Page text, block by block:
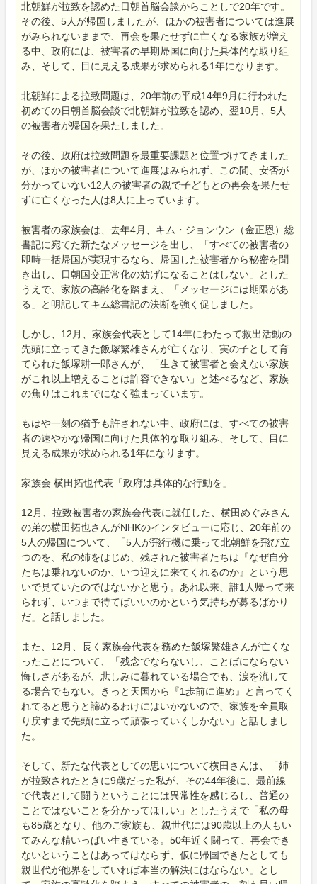
北朝鮮が拉致を認めた日朝首脳会談からことしで20年です。
その後、5人が帰国しましたが、ほかの被害者については進展
がみられないままで、再会を果たせずに亡くなる家族が増え
る中、政府には、被害者の早期帰国に向けた具体的な取り組
み、そして、目に見える成果が求められる1年になります。
北朝鮮による拉致問題は、20年前の平成14年9月に行われた
初めての日朝首脳会談で北朝鮮が拉致を認め、翌10月、5人
の被害者が帰国を果たしました。
その後、政府は拉致問題を最重要課題と位置づけてきました
が、ほかの被害者について進展はみられず、この間、安否が
分かっていない12人の被害者の親で子どもとの再会を果たせ
ずに亡くなった人は8人に上っています。
被害者の家族会は、去年4月、キム・ジョンウン（金正恩）総
書記に宛てた新たなメッセージを出し、「すべての被害者の
即時一括帰国が実現するなら、帰国した被害者から秘密を聞
き出し、日朝国交正常化の妨げになることはしない」とした
うえで、家族の高齢化を踏まえ、「メッセージには期限があ
る」と明記してキム総書記の決断を強く促しました。
しかし、12月、家族会代表として14年にわたって救出活動の
先頭に立ってきた飯塚繁雄さんが亡くなり、実の子として育
てられた飯塚耕一郎さんが、「生きて被害者と会えない家族
がこれ以上増えることは許容できない」と述べるなど、家族
の焦りはこれまでになく強まっています。
もはや一刻の猶予も許されない中、政府には、すべての被害
者の速やかな帰国に向けた具体的な取り組み、そして、目に
見える成果が求められる1年になります。
家族会 横田拓也代表「政府は具体的な行動を」
12月、拉致被害者の家族会代表に就任した、横田めぐみさん
の弟の横田拓也さんがNHKのインタビューに応じ、20年前の
5人の帰国について、「5人が飛行機に乗って北朝鮮を飛び立
つのを、私の姉をはじめ、残された被害者たちは『なぜ自分
たちは乗れないのか、いつ迎えに来てくれるのか』という思
いで見ていたのではないかと思う。あれ以来、誰1人帰って来
られず、いつまで待てばいいのかという気持ちが募るばかり
だ」と話しました。
また、12月、長く家族会代表を務めた飯塚繁雄さんが亡くな
ったことについて、「残念でならないし、ことばにならない
悔しさがあるが、悲しみに暮れている場合でも、涙を流して
る場合でもない。きっと天国から『1歩前に進め』と言ってく
れてると思うと諦めるわけにはいかないので、家族を全員取
り戻すまで先頭に立って頑張っていくしかない」と話しまし
た。
そして、新たな代表としての思いについて横田さんは、「姉
が拉致されたときに9歳だった私が、その44年後に、最前線
で代表として闘うということには異常性を感じるし、普通の
ことではないことを分かってほしい」としたうえで「私の母
も85歳となり、他のご家族も、親世代には90歳以上の人もい
てみんな精いっぱい生きている。50年近く闘って、再会でき
ないということはあってはならず、仮に帰国できたとしても
親世代が他界をしていれば本当の解決にはならない」とし